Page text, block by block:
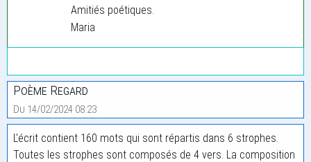
Amitiés poétiques.
Maria
Poème Regard
Du 14/02/2024 08:23
L'écrit contient 160 mots qui sont répartis dans 6 strophes.
Toutes les strophes sont composés de 4 vers. La composition